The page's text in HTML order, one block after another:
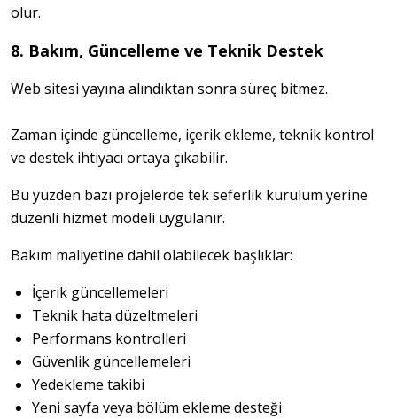
olur.
8. Bakım, Güncelleme ve Teknik Destek
Web sitesi yayına alındıktan sonra süreç bitmez.
Zaman içinde güncelleme, içerik ekleme, teknik kontrol
ve destek ihtiyacı ortaya çıkabilir.
Bu yüzden bazı projelerde tek seferlik kurulum yerine
düzenli hizmet modeli uygulanır.
Bakım maliyetine dahil olabilecek başlıklar:
İçerik güncellemeleri
Teknik hata düzeltmeleri
Performans kontrolleri
Güvenlik güncellemeleri
Yedekleme takibi
Yeni sayfa veya bölüm ekleme desteği